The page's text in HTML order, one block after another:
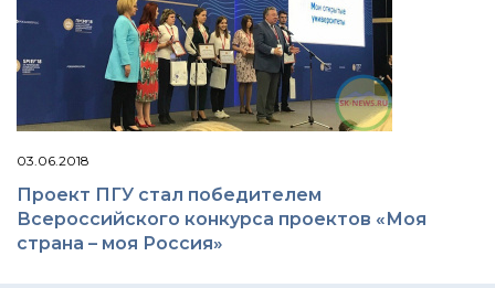
03.06.2018
Проект ПГУ стал победителем
Всероссийского конкурса проектов «Моя
страна – моя Россия»